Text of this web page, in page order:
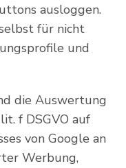
ausloggen.
für nicht
und
die Auswertung
f DSGVO auf
von Google an
Werbung,